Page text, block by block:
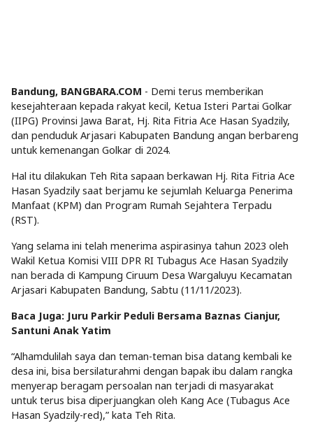
Bandung, BANGBARA.COM - Demi terus memberikan
kesejahteraan kepada rakyat kecil, Ketua Isteri Partai Golkar
(IIPG) Provinsi Jawa Barat, Hj. Rita Fitria Ace Hasan Syadzily,
dan penduduk Arjasari Kabupaten Bandung angan berbareng
untuk kemenangan Golkar di 2024.
Hal itu dilakukan Teh Rita sapaan berkawan Hj. Rita Fitria Ace
Hasan Syadzily saat berjamu ke sejumlah Keluarga Penerima
Manfaat (KPM) dan Program Rumah Sejahtera Terpadu
(RST).
Yang selama ini telah menerima aspirasinya tahun 2023 oleh
Wakil Ketua Komisi VIII DPR RI Tubagus Ace Hasan Syadzily
nan berada di Kampung Ciruum Desa Wargaluyu Kecamatan
Arjasari Kabupaten Bandung, Sabtu (11/11/2023).
Baca Juga: Juru Parkir Peduli Bersama Baznas Cianjur,
Santuni Anak Yatim
“Alhamdulilah saya dan teman-teman bisa datang kembali ke
desa ini, bisa bersilaturahmi dengan bapak ibu dalam rangka
menyerap beragam persoalan nan terjadi di masyarakat
untuk terus bisa diperjuangkan oleh Kang Ace (Tubagus Ace
Hasan Syadzily-red),” kata Teh Rita.